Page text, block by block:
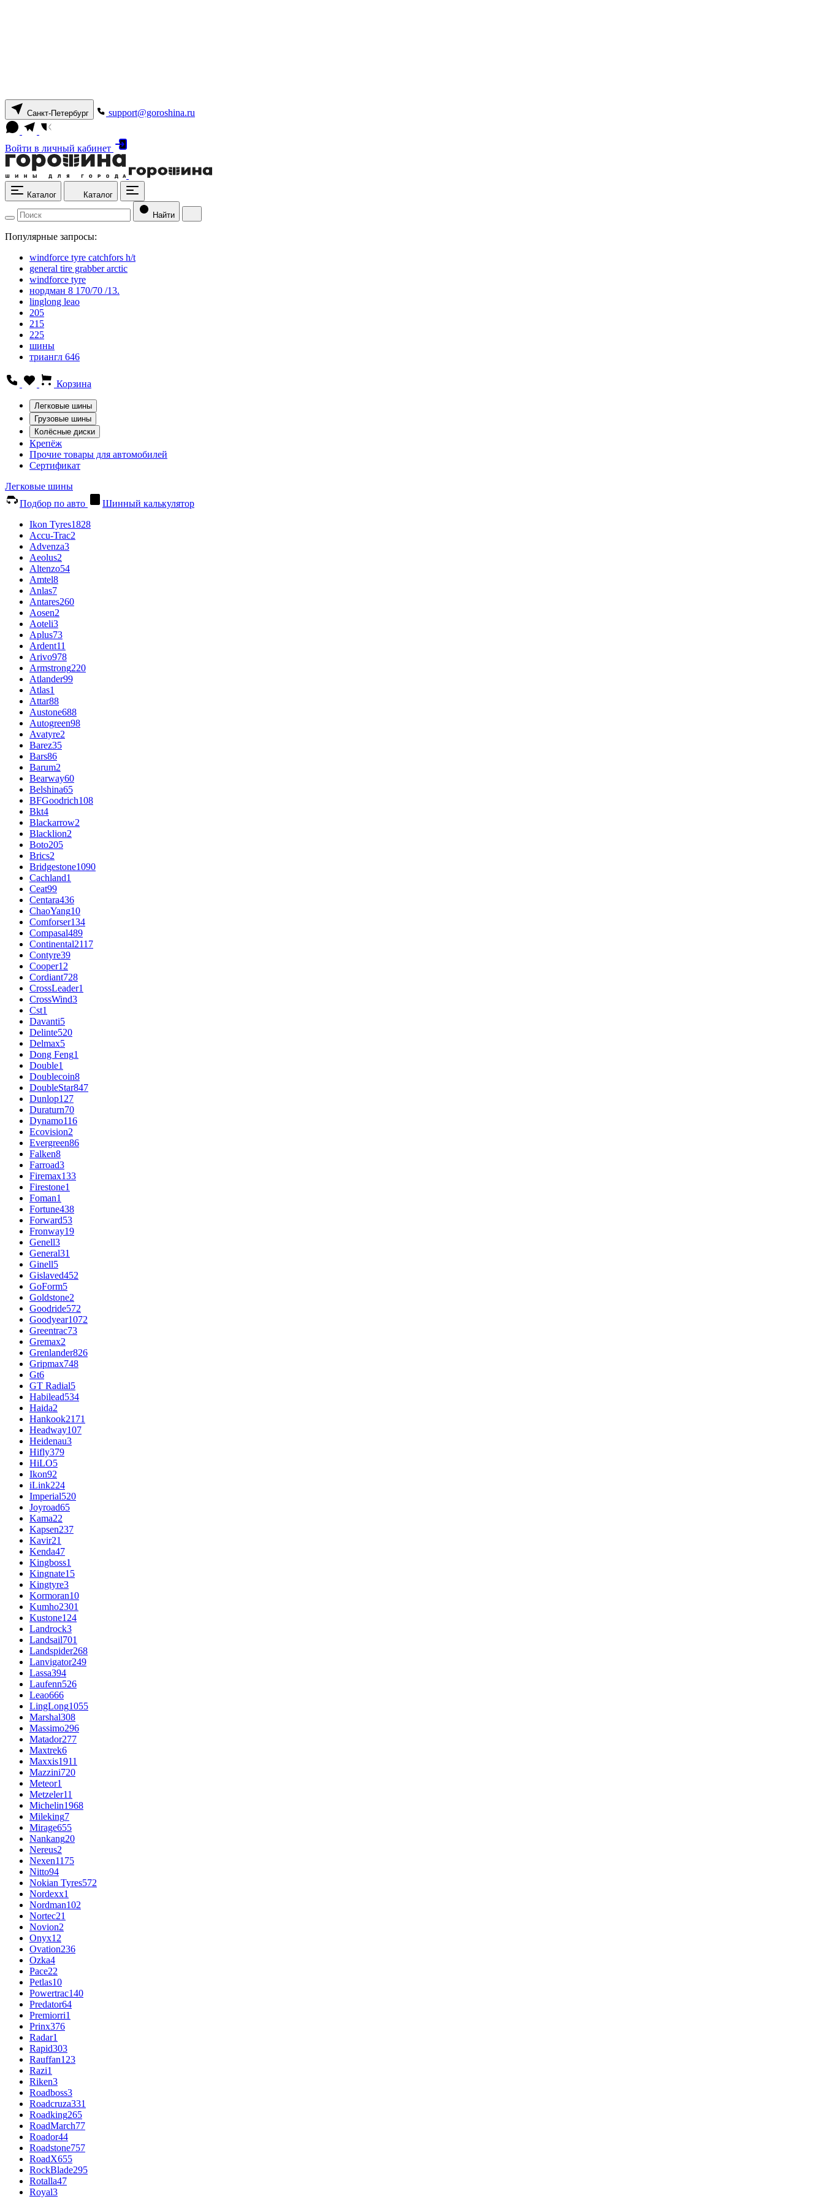
Санкт-Петербург support@goroshina.ru
Войти в личный кабинет
Каталог Каталог
Найти
Популярные запросы:
windforce tyre catchfors h/t
general tire grabber arctic
windforce tyre
нордман 8 170/70 /13.
linglong leao
205
215
225
шины
триангл 646
Корзина
Легковые шины
Грузовые шины
Колёсные диски
Крепёж
Прочие товары для автомобилей
Сертификат
Легковые шины
Подбор по авто
Шинный калькулятор
Ikon Tyres1828
Accu-Trac2
Advenza3
Aeolus2
Altenzo54
Amtel8
Anlas7
Antares260
Aosen2
Aoteli3
Aplus73
Ardent11
Arivo978
Armstrong220
Atlander99
Atlas1
Attar88
Austone688
Autogreen98
Avatyre2
Barez35
Bars86
Barum2
Bearway60
Belshina65
BFGoodrich108
Bkt4
Blackarrow2
Blacklion2
Boto205
Brics2
Bridgestone1090
Cachland1
Ceat99
Centara436
ChaoYang10
Comforser134
Compasal489
Continental2117
Contyre39
Cooper12
Cordiant728
CrossLeader1
CrossWind3
Cst1
Davanti5
Delinte520
Delmax5
Dong Feng1
Double1
Doublecoin8
DoubleStar847
Dunlop127
Duraturn70
Dynamo116
Ecovision2
Evergreen86
Falken8
Farroad3
Firemax133
Firestone1
Foman1
Fortune438
Forward53
Fronway19
Genell3
General31
Ginell5
Gislaved452
GoForm5
Goldstone2
Goodride572
Goodyear1072
Greentrac73
Gremax2
Grenlander826
Gripmax748
Gt6
GT Radial5
Habilead534
Haida2
Hankook2171
Headway107
Heidenau3
Hifly379
HiLO5
Ikon92
iLink224
Imperial520
Joyroad65
Kama22
Kapsen237
Kavir21
Kenda47
Kingboss1
Kingnate15
Kingtyre3
Kormoran10
Kumho2301
Kustone124
Landrock3
Landsail701
Landspider268
Lanvigator249
Lassa394
Laufenn526
Leao666
LingLong1055
Marshal308
Massimo296
Matador277
Maxtrek6
Maxxis1911
Mazzini720
Meteor1
Metzeler11
Michelin1968
Mileking7
Mirage655
Nankang20
Nereus2
Nexen1175
Nitto94
Nokian Tyres572
Nordexx1
Nordman102
Nortec21
Novion2
Onyx12
Ovation236
Ozka4
Pace22
Petlas10
Powertrac140
Predator64
Premiorri1
Prinx376
Radar1
Rapid303
Rauffan123
Razi1
Riken3
Roadboss3
Roadcruza331
Roadking265
RoadMarch77
Roador44
Roadstone757
RoadX655
RockBlade295
Rotalla47
Royal3